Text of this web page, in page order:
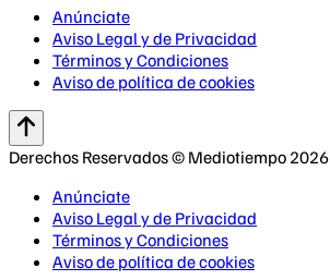
Anúnciate
Aviso Legal y de Privacidad
Términos y Condiciones
Aviso de política de cookies
Derechos Reservados © Mediotiempo 2026
Anúnciate
Aviso Legal y de Privacidad
Términos y Condiciones
Aviso de política de cookies